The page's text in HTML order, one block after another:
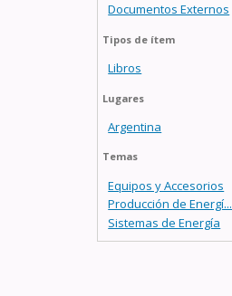
Documentos Externos
Tipos de ítem
Libros
Lugares
Argentina
Temas
Equipos y Accesorios
Producción de Energí...
Sistemas de Energía